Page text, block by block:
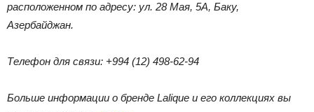
расположенном по адресу: ул. 28 Мая, 5A, Баку,
Азербайджан.
Телефон для связи: +994 (12) 498-62-94
Больше информации о бренде Lalique и его коллекциях вы